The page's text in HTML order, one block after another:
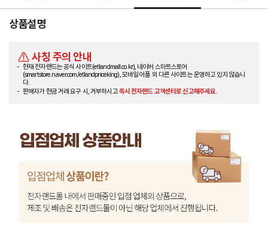
상품설명
사칭 주의 안내
현재 전자랜드는 공식 사이트(etlandmall.co.kr), 네이버 스마트스토어
(smartstore.naver.com/etlandpriceking), 모바일 어플 외 다른 사이트는 운영하고 있지 않습니
다.
판매자가 현금 거래 요구 시, 거부하시고즉시 전자랜드 고객센터로 신고해주세요.